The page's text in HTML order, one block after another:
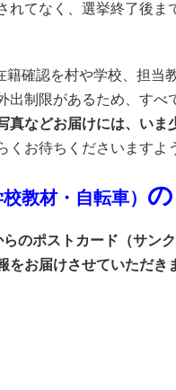
てなく、選挙終了後
確認を村や学校、担
制限があるため、す
真などお届けには、いま
お待ちくださいますよ
教材・ 自転車）
のポストカード（サン
お届けさせていただき